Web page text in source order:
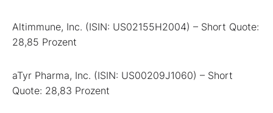
Altimmune, Inc. (ISIN: US02155H2004) – Short Quote:
28,85 Prozent
aTyr Pharma, Inc. (ISIN: US00209J1060) – Short
Quote: 28,83 Prozent